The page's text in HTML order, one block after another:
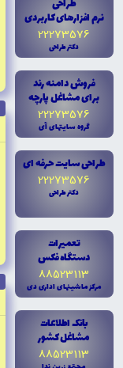
طراحى
نرم افزارهاى کاربردى
22273576
دکتر طراحى
فروش دامنه رند
براى مشاغل پارچه
22273576
گروه سايتهاى آى
طراحى سايت حرفه اى
22273576
دکتر طراحى
تعميرات
دستگاه فکس
88523113
مرکز ماشينهاى ادارى دى
بانک اطلاعات
مشاغل کشور
88523113